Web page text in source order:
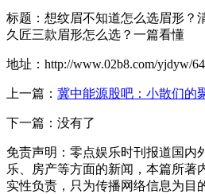
标题：想纹眉不知道怎么选眉形？
久匠三款眉形怎么选？一篇看懂
地址：http://www.02b8.com/yjdyw/
上一篇： 冀中能源股吧：小散们的
下一篇：没有了
免责声明：零点娱乐时刊报道国内
乐、房产等方面的新闻，本篇所著
实性负责，只为传播网络信息为目